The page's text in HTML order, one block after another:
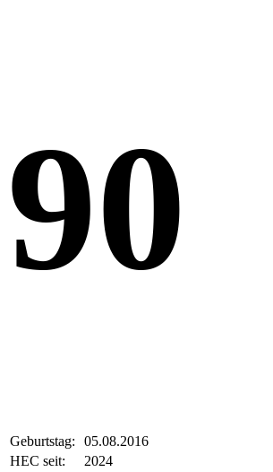
90
Geburtstag:
05.08.2016
HEC seit:
2024